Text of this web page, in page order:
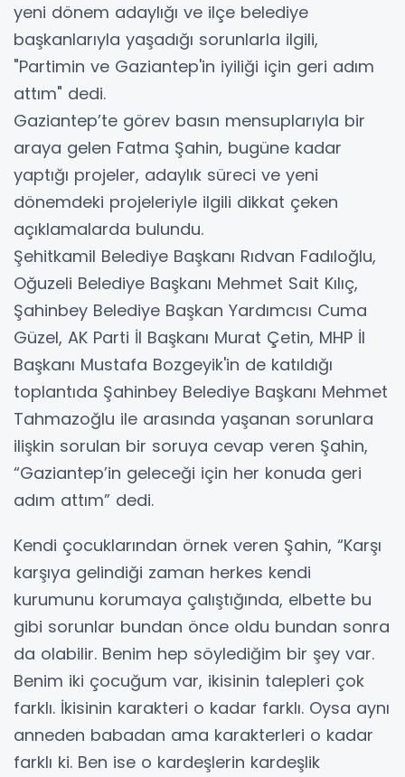
yeni dönem adaylığı ve ilçe belediye
başkanlarıyla yaşadığı sorunlarla ilgili,
"Partimin ve Gaziantep'in iyiliği için geri adım
attım" dedi.
Gaziantep’te görev basın mensuplarıyla bir
araya gelen Fatma Şahin, bugüne kadar
yaptığı projeler, adaylık süreci ve yeni
dönemdeki projeleriyle ilgili dikkat çeken
açıklamalarda bulundu.
Şehitkamil Belediye Başkanı Rıdvan Fadıloğlu,
Oğuzeli Belediye Başkanı Mehmet Sait Kılıç,
Şahinbey Belediye Başkan Yardımcısı Cuma
Güzel, AK Parti İl Başkanı Murat Çetin, MHP İl
Başkanı Mustafa Bozgeyik'in de katıldığı
toplantıda Şahinbey Belediye Başkanı Mehmet
Tahmazoğlu ile arasında yaşanan sorunlara
ilişkin sorulan bir soruya cevap veren Şahin,
“Gaziantep’in geleceği için her konuda geri
adım attım” dedi.
Kendi çocuklarından örnek veren Şahin, “Karşı
karşıya gelindiği zaman herkes kendi
kurumunu korumaya çalıştığında, elbette bu
gibi sorunlar bundan önce oldu bundan sonra
da olabilir. Benim hep söylediğim bir şey var.
Benim iki çocuğum var, ikisinin talepleri çok
farklı. İkisinin karakteri o kadar farklı. Oysa aynı
anneden babadan ama karakterleri o kadar
farklı ki. Ben ise o kardeşlerin kardeşlik